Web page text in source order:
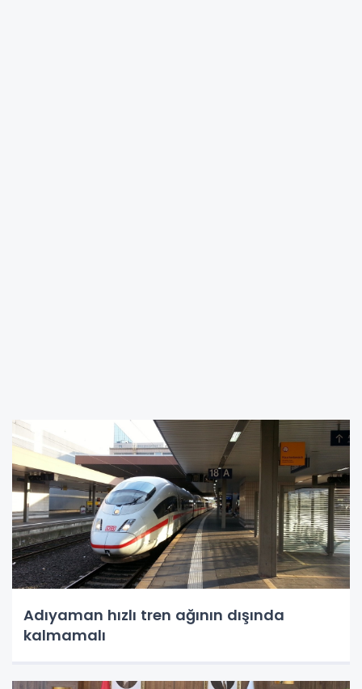
Adıyaman hızlı tren ağının dışında
kalmamalı